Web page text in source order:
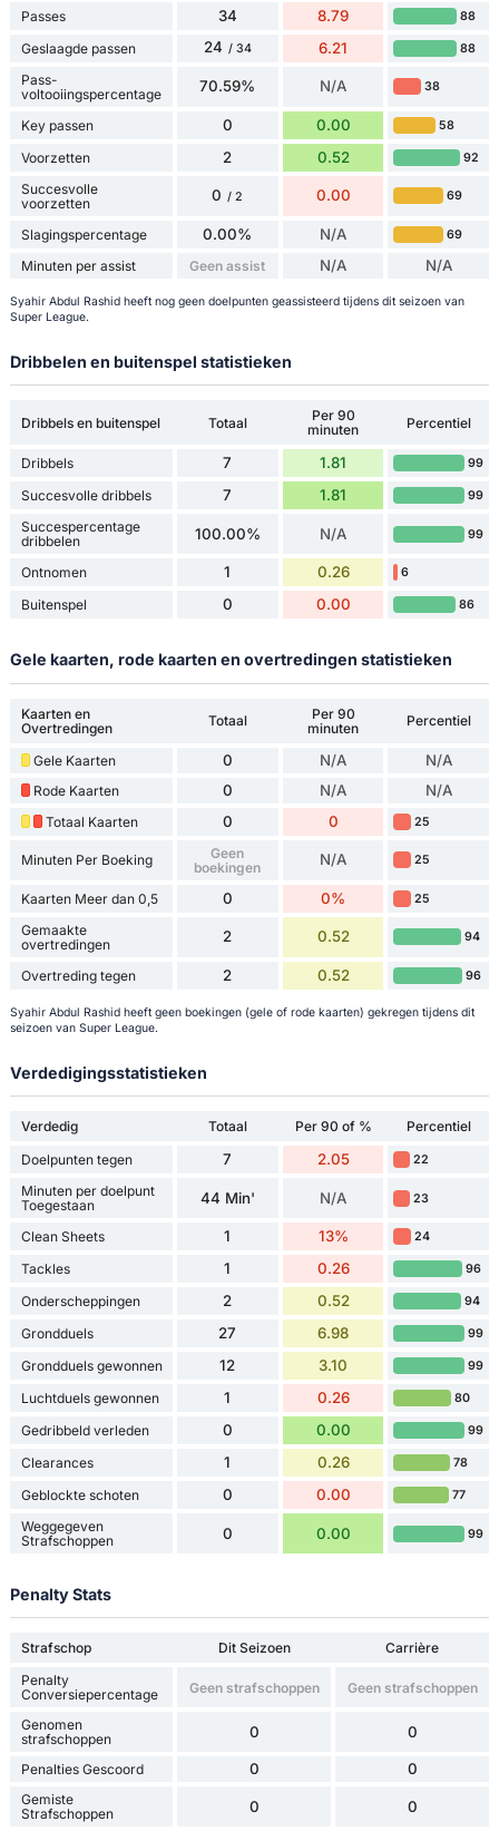
Passes 34 8.79 88
Geslaagde passen 24 / 34 6.21 88
Pass-
voltooiingspercentage
70.59% N/A 38
Key passen 0 0.00 58
Voorzetten 2 0.52 92
Succesvolle
voorzetten
0 / 2 0.00 69
Slagingspercentage 0.00% N/A 69
Minuten per assist Geen assist N/A N/A
Syahir Abdul Rashid heeft nog geen doelpunten geassisteerd tijdens dit seizoen van
Super League.
Dribbelen en buitenspel statistieken
Dribbels en buitenspel Totaal
Per 90
minuten
Percentiel
Dribbels 7 1.81 99
Succesvolle dribbels 7 1.81 99
Succespercentage
dribbelen
100.00% N/A 99
Ontnomen 1 0.26 6
Buitenspel 0 0.00 86
Gele kaarten, rode kaarten en overtredingen statistieken
Kaarten en
Overtredingen
Totaal
Per 90
minuten
Percentiel
Gele Kaarten 0 N/A N/A
Rode Kaarten 0 N/A N/A
Totaal Kaarten 0 0 25
Minuten Per Boeking
Geen
boekingen
N/A 25
Kaarten Meer dan 0,5 0 0% 25
Gemaakte
overtredingen
2 0.52 94
Overtreding tegen 2 0.52 96
Syahir Abdul Rashid heeft geen boekingen (gele of rode kaarten) gekregen tijdens dit
seizoen van Super League.
Verdedigingsstatistieken
Verdedig Totaal Per 90 of %
Percentiel
Doelpunten tegen
7 2.05 22
Minuten per doelpunt
Toegestaan
44 Min' N/A 23
Clean Sheets 1 13% 24
Tackles 1 0.26 96
Onderscheppingen 2 0.52 94
Grondduels 27 6.98 99
Grondduels gewonnen 12 3.10 99
Luchtduels gewonnen 1 0.26 80
Gedribbeld verleden 0 0.00 99
Clearances 1 0.26 78
Geblockte schoten 0 0.00 77
Weggegeven
Strafschoppen
0 0.00 99
Penalty Stats
Strafschop Dit Seizoen
Carrière
Penalty
Conversiepercentage
Geen strafschoppen Geen strafschoppen
Genomen
strafschoppen
0 0
Penalties Gescoord 0 0
Gemiste
Strafschoppen
0 0